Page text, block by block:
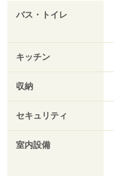
バス・トイレ
キッチン
収納
セキュリティ
室内設備